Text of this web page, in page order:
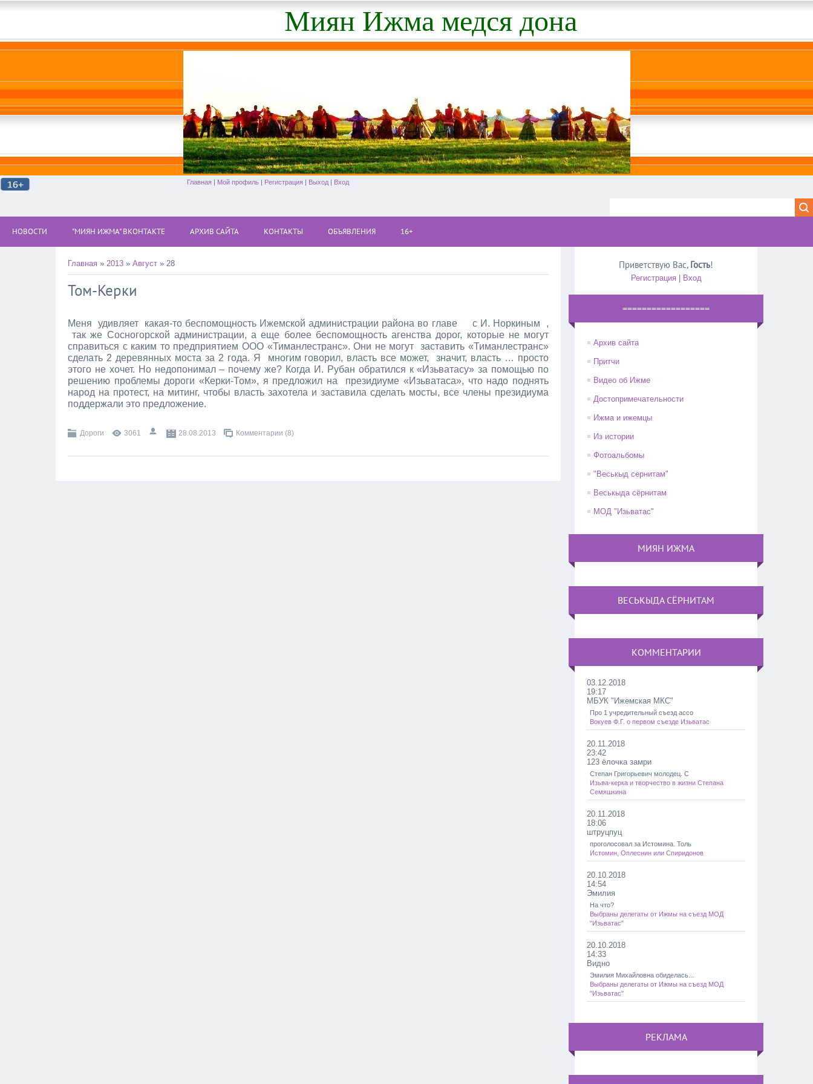
Миян Ижма медся дона
Главная | Мой профиль | Регистрация | Выход | Вход
НОВОСТИ "МИЯН ИЖМА" ВКОНТАКТЕ АРХИВ САЙТА КОНТАКТЫ ОБЪЯВЛЕНИЯ 16+
Главная » 2013 » Август » 28
Том-Керки
Меня удивляет какая-то беспомощность Ижемской администрации района во главе с И. Норкиным
,
так же Сосногорской администрации, а еще более беспомощность агенства дорог, которые не могут
справиться с каким то предприятием ООО «Тиманлестранс». Они не могут
заставить «Тиманлестранс»
сделать 2 деревянных моста за 2 года. Я
многим говорил, власть все может,
значит, власть … просто
этого не хочет. Но недопонимал – почему же? Когда И. Рубан обратился к «Изьватасу» за помощью по
решению проблемы дороги «Керки-Том», я предложил на
президиуме «Изьватаса», что надо поднять
народ на протест, на митинг, чтобы власть захотела и заставила сделать мосты, все члены президиума
поддержали это предложение.
Дороги 3061 28.08.2013 Комментарии (8)
Приветствую Вас, Гость!
Регистрация| Вход
==================
Архив сайта
Притчи
Видео об Ижме
Достопримечательности
Ижма и ижемцы
Из истории
Фотоальбомы
"Веськыд сернитам"
Веськыда сёрнитам
МОД "Изьватас"
МИЯН ИЖМА
ВЕСЬКЫДА СЁРНИТАМ
КОММЕНТАРИИ
03.12.2018
19:17
МБУК "Ижемская МКС"
Про 1 учредительный съезд ассо
Вокуев Ф.Г. о первом съезде Изьватас
20.11.2018
23:42
123 ёлочка замри
Степан Григорьевич молодец. С
Изьва-керка и творчество в жизни Степана
Семяшкина
20.11.2018
18:06
штруцпуц
проголосовал за Истомина. Толь
Истомин, Оплеснин или Спиридонов
20.10.2018
14:54
Эмилия
На что?
Выбраны делегаты от Ижмы на съезд МОД
"Изьватас"
20.10.2018
14:33
Видно
Эмилия Михайловна обиделась...
Выбраны делегаты от Ижмы на съезд МОД
"Изьватас"
РЕКЛАМА